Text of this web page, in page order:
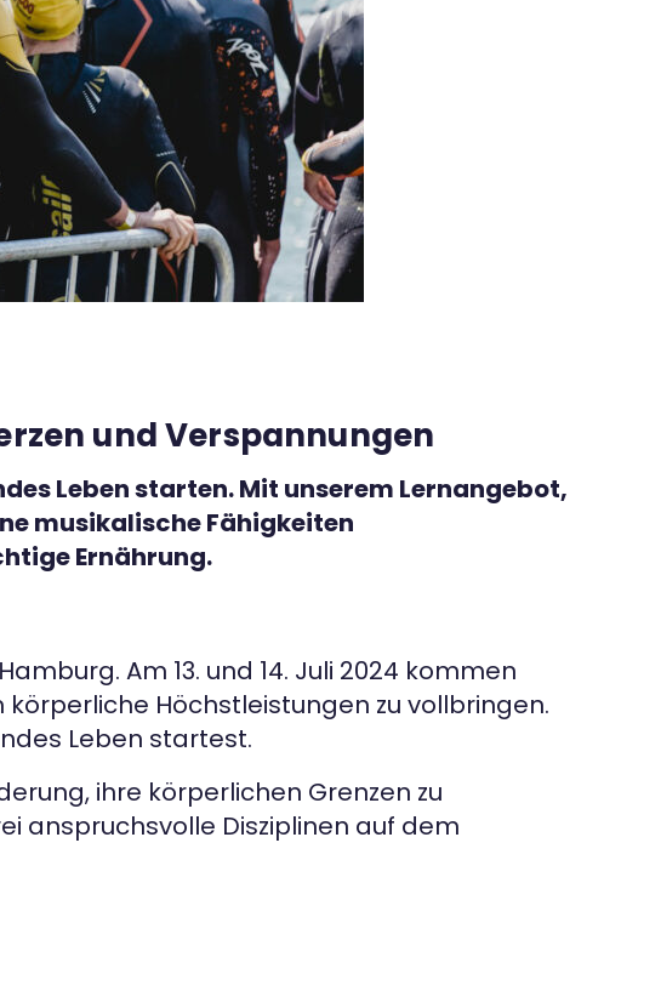
und Verspannungen
Leben starten. Mit unserem Lernangebot,
musikalische Fähigkeiten
Ernährung.
Am 13. und 14. Juli 2024 kommen
Höchstleistungen zu vollbringen.
Leben startest.
ihre körperlichen Grenzen zu
anspruchsvolle Disziplinen auf dem